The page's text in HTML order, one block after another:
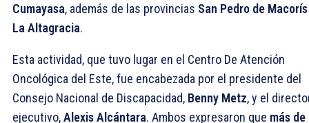
Cumayasa, además de las provincias San Pedro de
La Altagracia.
Esta actividad, que tuvo lugar en el Centro De Atención
Oncológica del Este, fue encabezada por el presidente del
Consejo Nacional de Discapacidad, Benny Metz, y el
ejecutivo,Alexis Alcántara. Ambos expresaron que más de